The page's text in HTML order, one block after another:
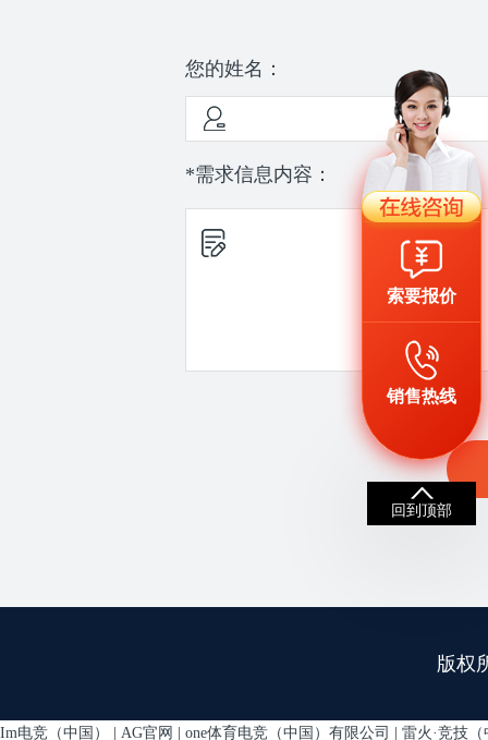
您的姓名：
*需求信息内容：
版权
索要报价
销售热线
回到顶部
Im电竞（中国） AG官网 one体育电竞（中国）有限公司 雷火·竞技